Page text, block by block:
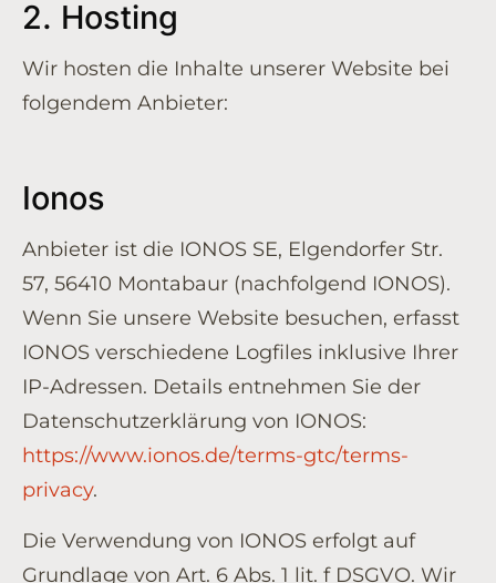
2. Hosting
Wir hosten die Inhalte unserer Website bei
folgendem Anbieter:
Ionos
Anbieter ist die IONOS SE, Elgendorfer Str.
57, 56410 Montabaur (nachfolgend IONOS).
Wenn Sie unsere Website besuchen, erfasst
IONOS verschiedene Logfiles inklusive Ihrer
IP-Adressen. Details entnehmen Sie der
Datenschutzerklärung von IONOS:
https://www.ionos.de/terms-gtc/terms-
privacy.
Die Verwendung von IONOS erfolgt auf
Grundlage von Art. 6 Abs. 1 lit. f DSGVO. Wir